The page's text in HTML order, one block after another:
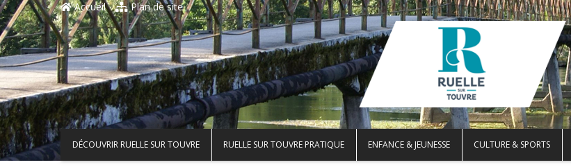
Accueil Plan de site
DÉCOUVRIR RUELLE SUR TOUVRE RUELLE SUR TOUVRE PRATIQUE ENFANCE & JEUNESSE CULTURE & SPORTS